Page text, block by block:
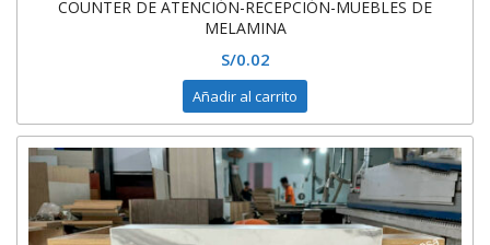
COUNTER DE ATENCIÓN-RECEPCIÓN-MUEBLES DE
MELAMINA
S/0.02
Añadir al carrito